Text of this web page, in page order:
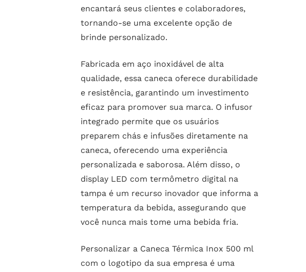
encantará seus clientes e colaboradores,
tornando-se uma excelente opção de
brinde personalizado.
Fabricada em aço inoxidável de alta
qualidade, essa caneca oferece durabilidade
e resistência, garantindo um investimento
eficaz para promover sua marca. O infusor
integrado permite que os usuários
preparem chás e infusões diretamente na
caneca, oferecendo uma experiência
personalizada e saborosa. Além disso, o
display LED com termômetro digital na
tampa é um recurso inovador que informa a
temperatura da bebida, assegurando que
você nunca mais tome uma bebida fria.
Personalizar a Caneca Térmica Inox 500 ml
com o logotipo da sua empresa é uma